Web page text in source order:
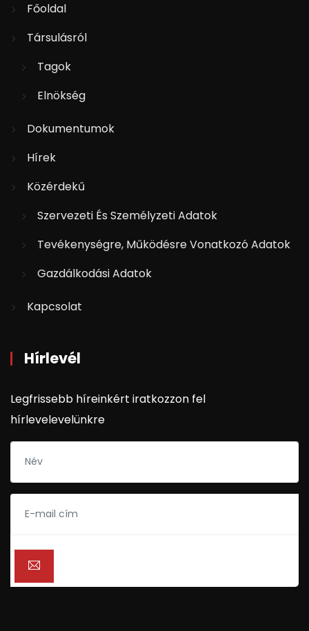
Főoldal
Társulásról
Tagok
Elnökség
Dokumentumok
Hírek
Közérdekű
Szervezeti És Személyzeti Adatok
Tevékenységre, Működésre Vonatkozó Adatok
Gazdálkodási Adatok
Kapcsolat
Hírlevél
Legfrissebb híreinkért iratkozzon fel
hírlevelevelünkre